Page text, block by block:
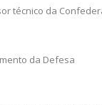
técnico da
da Defesa